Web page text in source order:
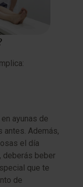
ayunas de
antes. Además,
el día
deberás beber
que te
de